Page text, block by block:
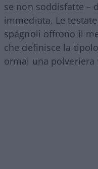
se non soddisfatte –
immediata. Le
spagnoli offrono il
che definisce la
ormai una